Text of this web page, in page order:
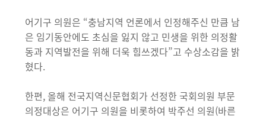
어기구 의원은 “충남지역 언론에서 인정해주신 만큼 남
은 임기동안에도 초심을 잃지 않고 민생을 위한 의정활
동과 지역발전을 위해 더욱 힘쓰겠다”고 수상소감을 밝
혔다.
한편, 올해 전국지역신문협회가 선정한 국회의원 부문
의정대상은 어기구 의원을 비롯하여 박주선 의원(바른